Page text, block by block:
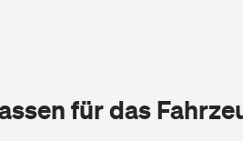
für das